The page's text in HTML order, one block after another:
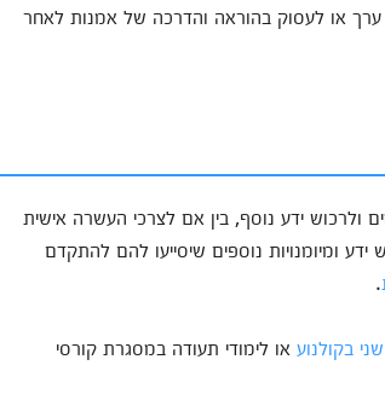
ערך או לעסוק בהוראה והדרכה של אמנות לאחר
ולרכוש ידע נוסף, בין אם לצרכי העשרה אישית
ומיומנויות נוספים שיסייעו להם להתקדם
.
בקולנוע או לימודי תעודה במסגרת קורסי